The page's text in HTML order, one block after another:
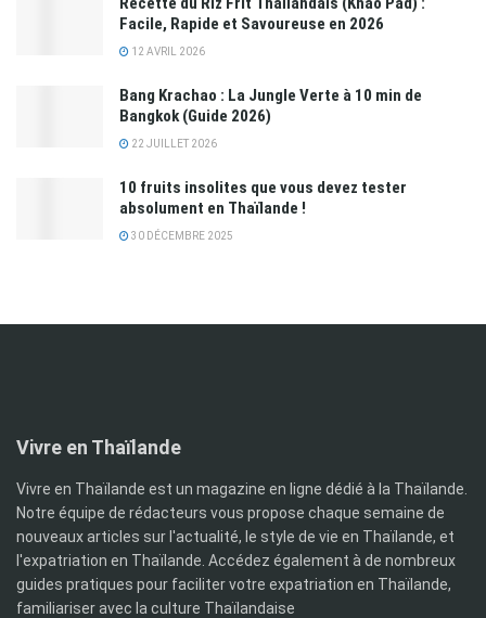
Facile, Rapide et Savoureuse en 2026
12 AVRIL 2026
Bang Krachao : La Jungle Verte à 10 min de
Bangkok (Guide 2026)
22 JUILLET 2026
10 fruits insolites que vous devez tester
absolument en Thaïlande !
30 DÉCEMBRE 2025
Vivre en Thaïlande
Vivre en Thaïlande est un magazine en ligne dédié à la Thaïlande.
Notre équipe de rédacteurs vous propose chaque semaine de
nouveaux articles sur l'actualité, le style de vie en Thaïlande, et
l'expatriation en Thaïlande. Accédez également à de nombreux
guides pratiques pour faciliter votre expatriation en Thaïlande,
familiariser avec la culture Thaïlandaise